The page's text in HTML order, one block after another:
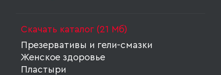
Скачать каталог (21 Мб)
Презервативы и гели-смазки
Женское здоровье
Пластыри